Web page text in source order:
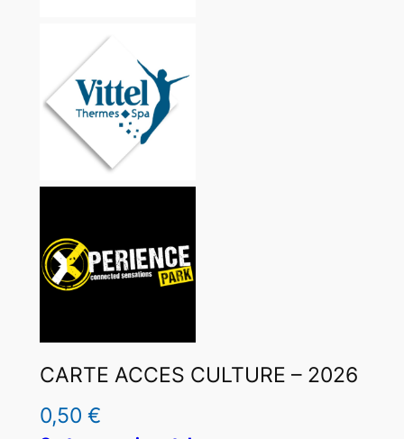
CARTE ACCES CULTURE – 2026
0,50 €